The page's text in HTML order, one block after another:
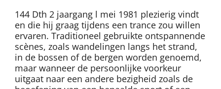
144 Dth 2 jaargang l mei 1981 plezierig vindt
en die hij graag tijdens een trance zou willen
ervaren. Traditioneel gebruikte ontspannende
scènes, zoals wandelingen langs het strand,
in de bossen of de bergen worden genoemd,
maar wanneer de persoonlijke voorkeur
uitgaat naar een andere bezigheid zoals de